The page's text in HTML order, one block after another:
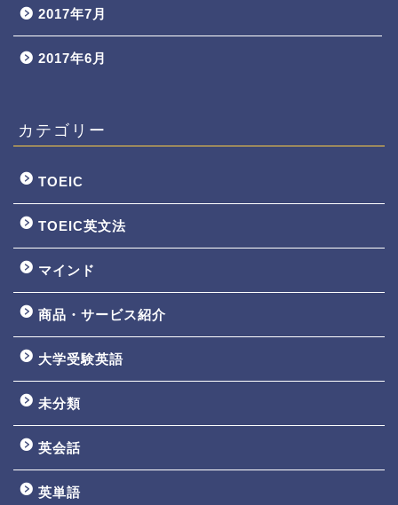
2017年7月
2017年6月
カテゴリー
TOEIC
TOEIC英文法
マインド
商品・サービス紹介
大学受験英語
未分類
英会話
英単語
TOEIC3ヵ月で800点講座